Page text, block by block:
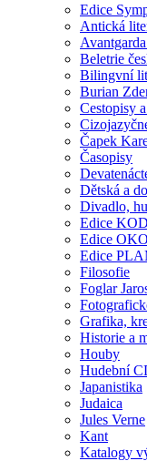
Edice
Antická
Beletrie
Bilingvní
Burian
Cestopisy
Čapek
Časopisy
Dětská a
Divadlo,
Edice KOD
Edice OKO
Edice
Filosofie
Foglar
Grafika,
Historie a
Houby
Hudební
Japanistika
Judaica
Jules Verne
Kant
Katalogy